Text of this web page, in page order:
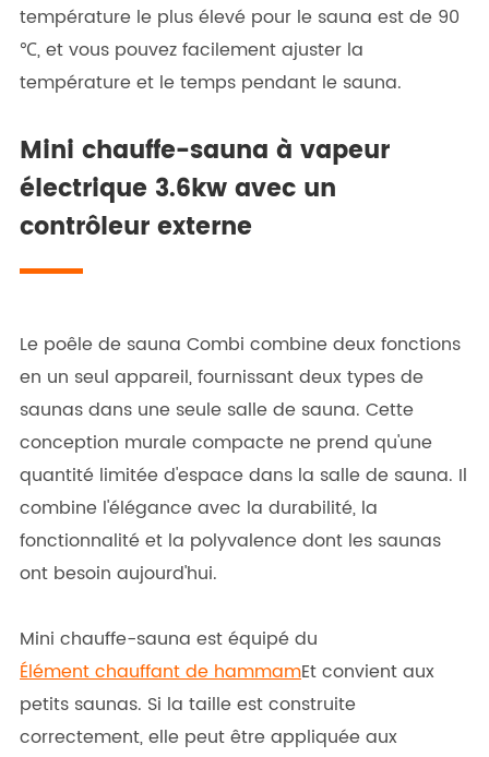
température le plus élevé pour le sauna est de 90
℃, et vous pouvez facilement ajuster la
température et le temps pendant le sauna.
Mini chauffe-sauna à vapeur
électrique 3.6kw avec un
contrôleur externe
Le poêle de sauna Combi combine deux fonctions
en un seul appareil, fournissant deux types de
saunas dans une seule salle de sauna. Cette
conception murale compacte ne prend qu'une
quantité limitée d'espace dans la salle de sauna. Il
combine l'élégance avec la durabilité, la
fonctionnalité et la polyvalence dont les saunas
ont besoin aujourd'hui.
Mini chauffe-sauna est équipé du
Élément chauffant de hammamEt convient aux
petits saunas. Si la taille est construite
correctement, elle peut être appliquée aux